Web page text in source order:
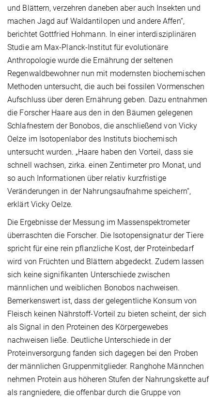
und Blättern, verzehren daneben aber auch Insekten und
machen Jagd auf Waldantilopen und andere Affen“,
berichtet Gottfried Hohmann. In einer interdisziplinären
Studie am Max-Planck-Institut für evolutionäre
Anthropologie wurde die Ernährung der seltenen
Regenwaldbewohner nun mit modernsten biochemischen
Methoden untersucht, die auch bei fossilen Vormenschen
Aufschluss über deren Ernährung geben. Dazu entnahmen
die Forscher Haare aus den in den Bäumen gelegenen
Schlafnestern der Bonobos, die anschließend von Vicky
Oelze im Isotopenlabor des Instituts biochemisch
untersucht wurden. „Haare haben den Vorteil, dass sie
schnell wachsen, zirka. einen Zentimeter pro Monat, und
so auch Informationen über relativ kurzfristige
Veränderungen in der Nahrungsaufnahme speichern“,
erklärt Vicky Oelze.
Die Ergebnisse der Messung im Massenspektrometer
überraschten die Forscher. Die Isotopensignatur der Tiere
spricht für eine rein pflanzliche Kost, der Proteinbedarf
wird von Früchten und Blättern abgedeckt. Zudem lassen
sich keine signifikanten Unterschiede zwischen
männlichen und weiblichen Bonobos nachweisen.
Bemerkenswert ist, dass der gelegentliche Konsum von
Fleisch keinen Nährstoff-Vorteil zu bieten scheint, der sich
als Signal in den Proteinen des Körpergewebes
nachweisen ließe. Deutliche Unterschiede in der
Proteinversorgung fanden sich dagegen bei den Proben
der männlichen Gruppenmitglieder. Ranghohe Männchen
nehmen Protein aus höheren Stufen der Nahrungskette auf
als rangniedere, die offenbar durch die Gruppe von